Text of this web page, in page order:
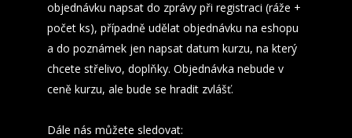
objednávku napsat do zprávy při registraci (ráže +
počet ks), případně udělat objednávku na eshopu
a do poznámek jen napsat datum kurzu, na který
chcete střelivo, doplňky. Objednávka nebude v
ceně kurzu, ale bude se hradit zvlášť.
Dále nás můžete sledovat: